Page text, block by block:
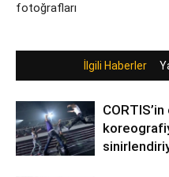
fotoğrafları
İlgili Haberler